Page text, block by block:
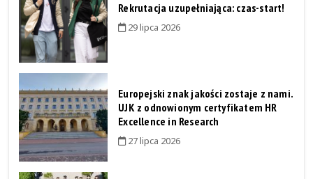
Rekrutacja uzupełniająca: czas-start!
29 lipca 2026
Europejski znak jakości zostaje z nami.
UJK z odnowionym certyfikatem HR
Excellence in Research
27 lipca 2026